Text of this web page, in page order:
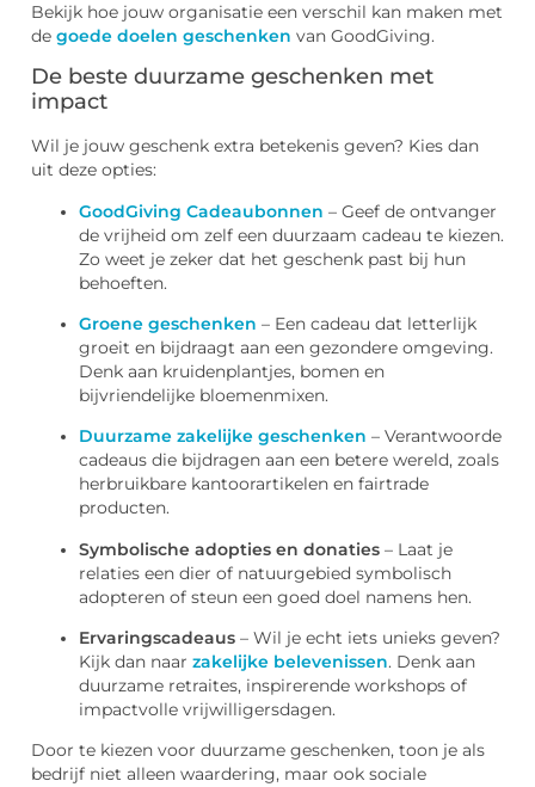
Bekijk hoe jouw organisatie een verschil kan maken met
de goede doelen geschenken van GoodGiving.
De beste duurzame geschenken met
impact
Wil je jouw geschenk extra betekenis geven? Kies dan
uit deze opties:
GoodGiving Cadeaubonnen – Geef de ontvanger
de vrijheid om zelf een duurzaam cadeau te kiezen.
Zo weet je zeker dat het geschenk past bij hun
behoeften.
Groene geschenken – Een cadeau dat letterlijk
groeit en bijdraagt aan een gezondere omgeving.
Denk aan kruidenplantjes, bomen en
bijvriendelijke bloemenmixen.
Duurzame zakelijke geschenken – Verantwoorde
cadeaus die bijdragen aan een betere wereld, zoals
herbruikbare kantoorartikelen en fairtrade
producten.
Symbolische adopties en donaties – Laat je
relaties een dier of natuurgebied symbolisch
adopteren of steun een goed doel namens hen.
Ervaringscadeaus – Wil je echt iets unieks geven?
Kijk dan naar zakelijke belevenissen. Denk aan
duurzame retraites, inspirerende workshops of
impactvolle vrijwilligersdagen.
Door te kiezen voor duurzame geschenken, toon je als
bedrijf niet alleen waardering, maar ook sociale